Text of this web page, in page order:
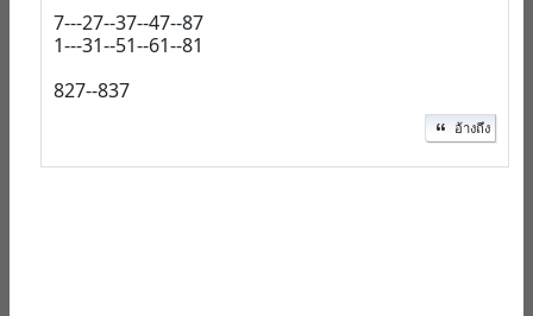
7---27--37--47--87
1---31--51--61--81
827--837
อ้างถึง